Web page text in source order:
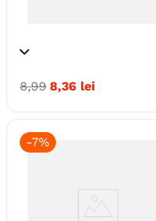
Specie
8,99 8,36 lei
-7%